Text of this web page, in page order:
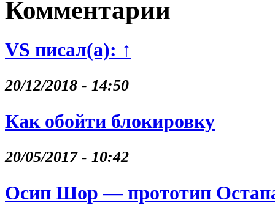
Комментарии
VS писал(а): ↑
20/12/2018 - 14:50
Как обойти блокировку
20/05/2017 - 10:42
Осип Шор — прототип